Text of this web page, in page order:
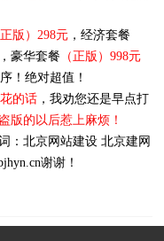
正版）298元 ，经济套餐
，豪华套餐 （正版）998元
！绝对超值！
的话 ，我劝您还是早点打
版的以后惹上麻烦！
： 北京网站建设 北京建网
谢谢！